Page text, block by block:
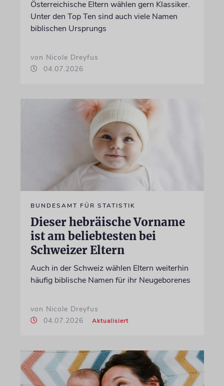
Österreichische Eltern wählen gern Klassiker.
Unter den Top Ten sind auch viele Namen
biblischen Ursprungs
von Nicole Dreyfus
04.07.2026
BUNDESAMT FÜR STATISTIK
Dieser hebräische Vorname
ist am beliebtesten bei
Schweizer Eltern
Auch in der Schweiz wählen Eltern weiterhin
häufig biblische Namen für ihr Neugeborenes
von Nicole Dreyfus
04.07.2026
Aktualisiert